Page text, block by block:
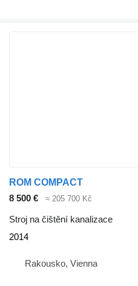
ROM COMPACT
8 500 €
≈ 205 700 Kč
Stroj na čištění kanalizace
2014
Rakousko, Vienna